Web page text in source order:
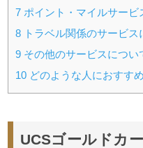
7 ポイント・マイルサービ
8 トラベル関係のサービス
9 その他のサービスについ
10 どのような人におすす
UCSゴールドカ